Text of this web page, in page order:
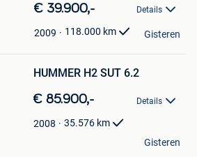
€ 39.900,- Details
2009 118.000 km Gisteren
HUMMER H2 SUT 6.2
€ 85.900,- Details
2008 35.576 km
Gisteren